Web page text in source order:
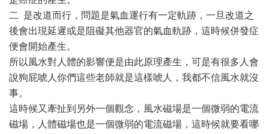
二 是改道而行，問題是氣血運行有一定軌跡，一旦改道之
後會出現延遲或是阻礙其他器官的氣血軌跡，這時候併發症
便會開始產生。
所以風水對人體的影響便是由此原理產生，可是有很多人會
說狗屁唬人你們這些老師就是這樣唬人，我都不信風水就沒
事。
這時候又牽扯到另外一個觀念，風水磁場是一個微弱的電流
磁場，人體磁場也是一個微弱的電流磁場，這時候就要看哪